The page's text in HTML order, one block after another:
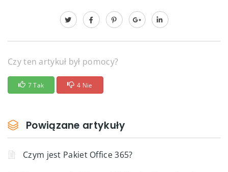
Czy ten artykuł był pomocy?
7 Tak 4 Nie
Powiązane artykuły
Czym jest Pakiet Office 365?